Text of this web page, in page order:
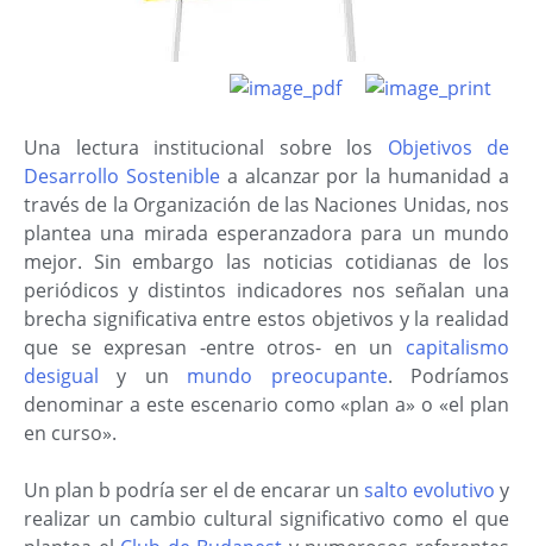
Una lectura institucional sobre los Objetivos de
Desarrollo Sosteniblea alcanzar por la humanidad a
través de la Organización de las Naciones Unidas, nos
plantea una mirada esperanzadora para un mundo
mejor. Sin embargo las noticias cotidianas de los
periódicos y distintos indicadores nos señalan una
brecha significativa entre estos objetivos y la realidad
que se expresan -entre otros- en un capitalismo
desigual y un mundo preocupante. Podríamos
denominar a este escenario como «plan a» o «el plan
en curso».
Un plan b podría ser el de encarar un salto evolutivo y
realizar un cambio cultural significativo como el que